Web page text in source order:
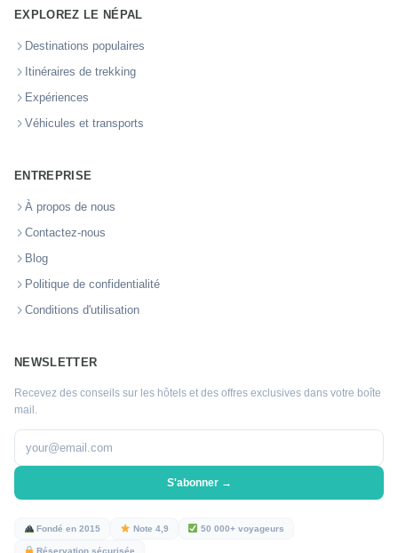
EXPLOREZ LE NÉPAL
Destinations populaires
Itinéraires de trekking
Expériences
Véhicules et transports
ENTREPRISE
À propos de nous
Contactez-nous
Blog
Politique de confidentialité
Conditions d'utilisation
NEWSLETTER
Recevez des conseils sur les hôtels et des offres exclusives dans votre boîte
mail.
S'abonner →
Fondé en 2015 Note 4,9 50 000+ voyageurs
Réservation sécurisée